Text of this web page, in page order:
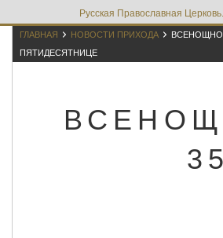
Русская Православная
ГЛАВНАЯ  НОВОСТИ ПРИХОДА 
ПЯТИДЕСЯТНИЦЕ